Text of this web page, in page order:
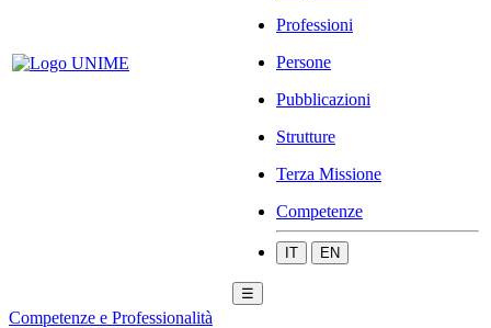
Professioni
Persone
Pubblicazioni
Strutture
Terza Missione
Competenze
IT EN
☰
Competenze e Professionalità